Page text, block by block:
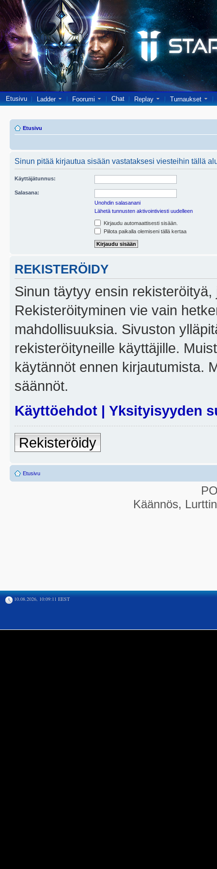
Etusivu Ladder Foorumi Chat Replay Turnaukset
Etusivu
Sinun pitää kirjautua sisään vastataksesi viesteihin tällä
Käyttäjätunnus:
Salasana:
Unohdin salasanani
Lähetä tunnusten aktivointiviesti uudelleen
Kirjaudu automaattisesti sisään.
Piilota paikalla olemiseni tällä kertaa
REKISTERÖIDY
Sinun täytyy ensin
Rekisteröityminen vie vain
mahdollisuuksia. Sivuston
rekisteröityneille käyttäjille.
käytännöt ennen kirjautumista.
säännöt.
Käyttöehdot | Yksityisyyden
Rekisteröidy
Etusivu
Käännös,
10.08.2026, 10:09:11 EEST